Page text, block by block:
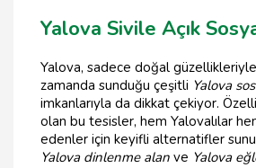
Yalova Sivile Açık
Yalova, sadece doğal
zamanda sunduğu çeşitli Yalova
imkanlarıyla da dikkat çekiyor.
olan bu tesisler, hem Yalovalılar
edenler için keyifli alternatifler
Yalova dinlenme alan ve Yalova